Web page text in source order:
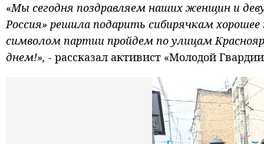
«Мы сегодня поздравляем наших женщин и
Россия» решила подарить сибирячкам
символом партии пройдем по улицам
днем!», - рассказал активист «Молодой